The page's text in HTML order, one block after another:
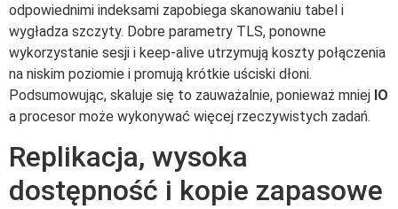
odpowiednimi indeksami zapobiega skanowaniu tabel i
wygładza szczyty. Dobre parametry TLS, ponowne
wykorzystanie sesji i keep-alive utrzymują koszty połączenia
na niskim poziomie i promują krótkie uściski dłoni.
Podsumowując, skaluje się to zauważalnie, ponieważ mniej IO
a procesor może wykonywać więcej rzeczywistych zadań.
Replikacja, wysoka
dostępność i kopie zapasowe